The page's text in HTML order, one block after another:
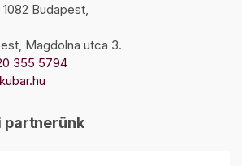
Budapest,
Magdolna utca 3.
355 5794
partnerünk